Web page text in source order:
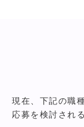
現在、下記の職
応募を検討され